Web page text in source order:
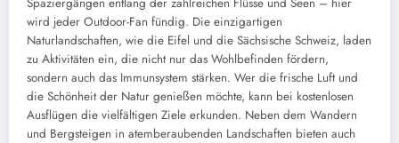
wird jeder Outdoor-Fan fündig. Die einzigartigen
Naturlandschaften, wie die Eifel und die Sächsische Schweiz, laden
zu Aktivitäten ein, die nicht nur das Wohlbefinden fördern,
sondern auch das Immunsystem stärken. Wer die frische Luft und
die Schönheit der Natur genießen möchte, kann bei kostenlosen
Ausflügen die vielfältigen Ziele erkunden. Neben dem Wandern
und Bergsteigen in atemberaubenden Landschaften bieten auch